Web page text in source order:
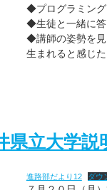
◆プログラミング
◆生徒と一緒に答
◆講師の姿勢を見
生まれると感じた
県立大学説
進路部だより12 ダウ